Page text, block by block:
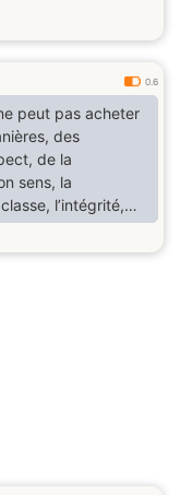
0.6
peut pas acheter
des
de la
sens, la
l’intégrité,